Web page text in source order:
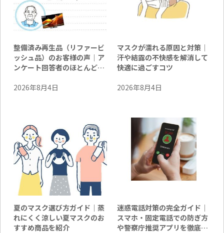
整備済み再生品（リファービ
ッシュ品）のお客様の声｜ア
ンケート回答者のほとんどの
とは
2026年8月4日
マスクが濡れる原因と対策｜
汗や結露の不快感を解消して
快適に過ごすコツ
2026年8月4日
夏のマスク選び方ガイド｜蒸
れにくく涼しい夏マスクのお
すすめ商品を紹介
迷惑電話対策の完全ガイド｜
スマホ・固定電話での防ぎ方
や警察庁推奨アプリを徹底解